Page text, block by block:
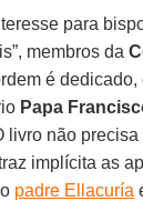
para
membros da
é
Papa
livro não precisa
implícita as
padre Ellacuría